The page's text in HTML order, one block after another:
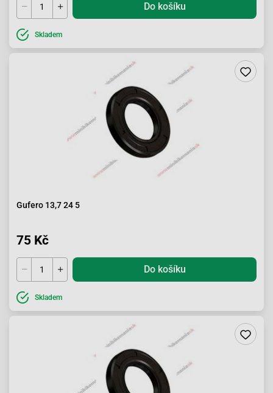
Do košíku
Skladem
Gufero 13,7 24 5
75 Kč
Do košíku
Skladem